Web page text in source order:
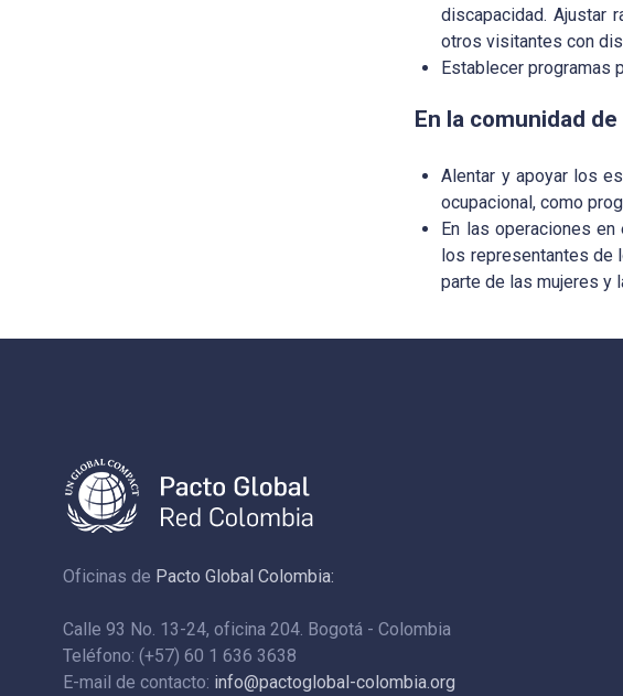
discapacidad. Ajustar
otros visitantes con
Establecer programas
En la comunidad
Alentar y apoyar los
ocupacional, como
En las operaciones
los representantes de
parte de las mujeres y
Oficinas de Pacto Global Colombia:
Calle 93 No. 13-24, oficina 204. Bogotá - Colombia
Teléfono: (+57) 60 1 636 3638
E-mail de contacto: info@pactoglobal-colombia.org